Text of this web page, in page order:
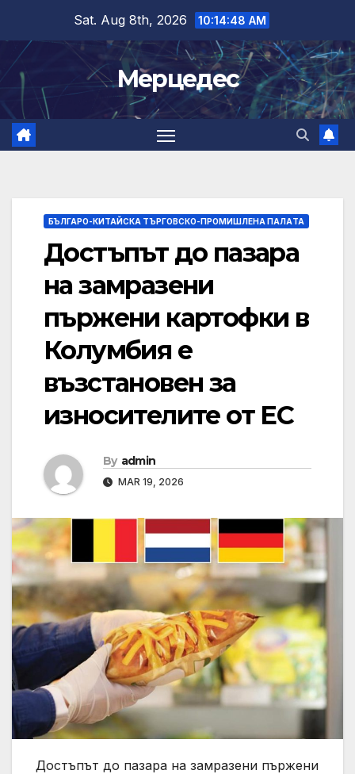
content
Sat. Aug 8th, 2026 10:14:49 AM
Мерцедес
БЪЛГАРО-КИТАЙСКА ТЪРГОВСКО-ПРОМИШЛЕНА ПАЛAТА
Достъпът до пазара
на замразени
пържени картофки в
Колумбия е
възстановен за
износителите от ЕС
By admin
MAR 19, 2026
Достъпът до пазара на замразени пържени